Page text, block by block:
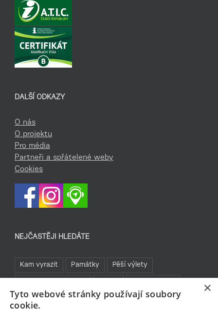
DALŠÍ ODKAZY
O nás
O projektu
Pro média
Partneři a spřátelené weby
Cookies
NEJČASTĚJI HLEDÁTE
Kam vyrazit Památky Pěší výlety
Sklo a bižuterie Jablonecká přehrada Rozhledny
×
Tyto webové stránky používají soubory
cookie.